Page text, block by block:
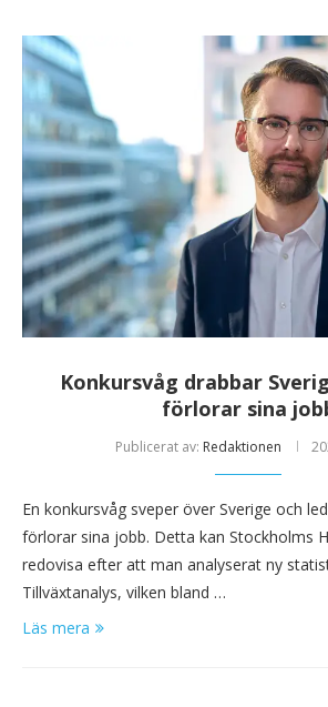
Konkursvåg drabbar
förlorar sina
Publicerat av: Redaktionen
En konkursvåg sveper över Sverige och
förlorar sina jobb. Detta kan Stockholms
redovisa efter att man analyserat ny
Tillväxtanalys, vilken bland …
Läs mera